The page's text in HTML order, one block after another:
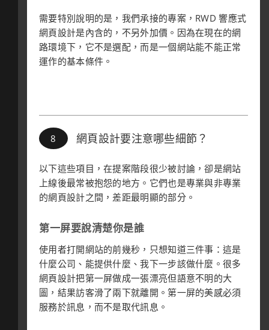
需要特別說明的是，我們承接的專案，RWD 響應式
網頁設計是內含的，不另外加價。因為在現在的網
路環境下，它不是選配，而是一個網站能不能正常
運作的基本條件。
網頁設計要注意哪些細節？
以下這些項目，在提案階段很少被討論，卻是網站
上線後最常被抱怨的地方。它們也是專業與非專業
的網頁設計之間，差距最明顯的部分。
第一屏要說清楚你是誰
使用者打開網站的前幾秒，只想知道三件事：這是
什麼公司、能提供什麼、我下一步該做什麼。很多
網頁設計把第一屏做成一張漂亮但語意不明的大
圖，結果訪客滑了兩下就離開。第一屏的美感必須
服務於訊息，而不是取代訊息。